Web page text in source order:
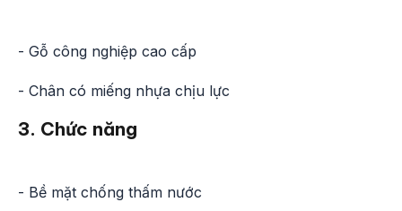
- Gỗ công nghiệp cao cấp
- Chân có miếng nhựa chịu lực
3. Chức năng
- Bề mặt chống thấm nước